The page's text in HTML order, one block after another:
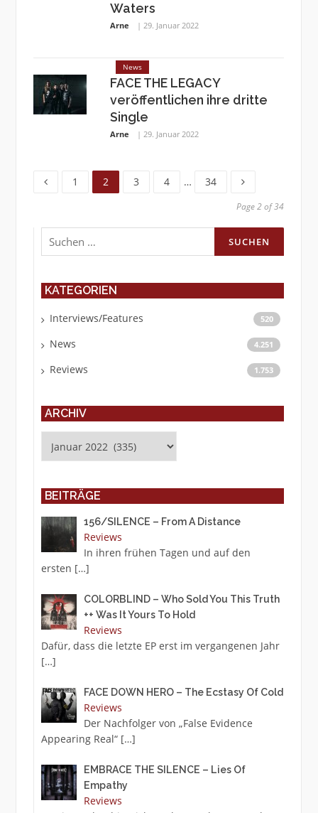
Waters
Arne 29. Januar 2022
News
FACE THE LEGACY
veröffentlichen ihre dritte
Single
Arne 29. Januar 2022
Page
1 Page
2 Page
3 Page
4 … Page
34
Page 2 of 34
Suchen
nach:
KATEGORIEN
Interviews/Features 520
News 4.251
Reviews 1.753
ARCHIV
BEITRÄGE
156/SILENCE – From A Distance
Reviews
In ihren frühen Tagen und auf den
ersten […]
COLORBLIND – Who Sold You This Truth
++ Was It Yours To Hold
Reviews
Dafür, dass die letzte EP erst im vergangenen Jahr
[…]
FACE DOWN HERO – The Ecstasy Of Cold
Reviews
Der Nachfolger von „False Evidence
Appearing Real“ […]
EMBRACE THE SILENCE – Lies Of
Empathy
Reviews